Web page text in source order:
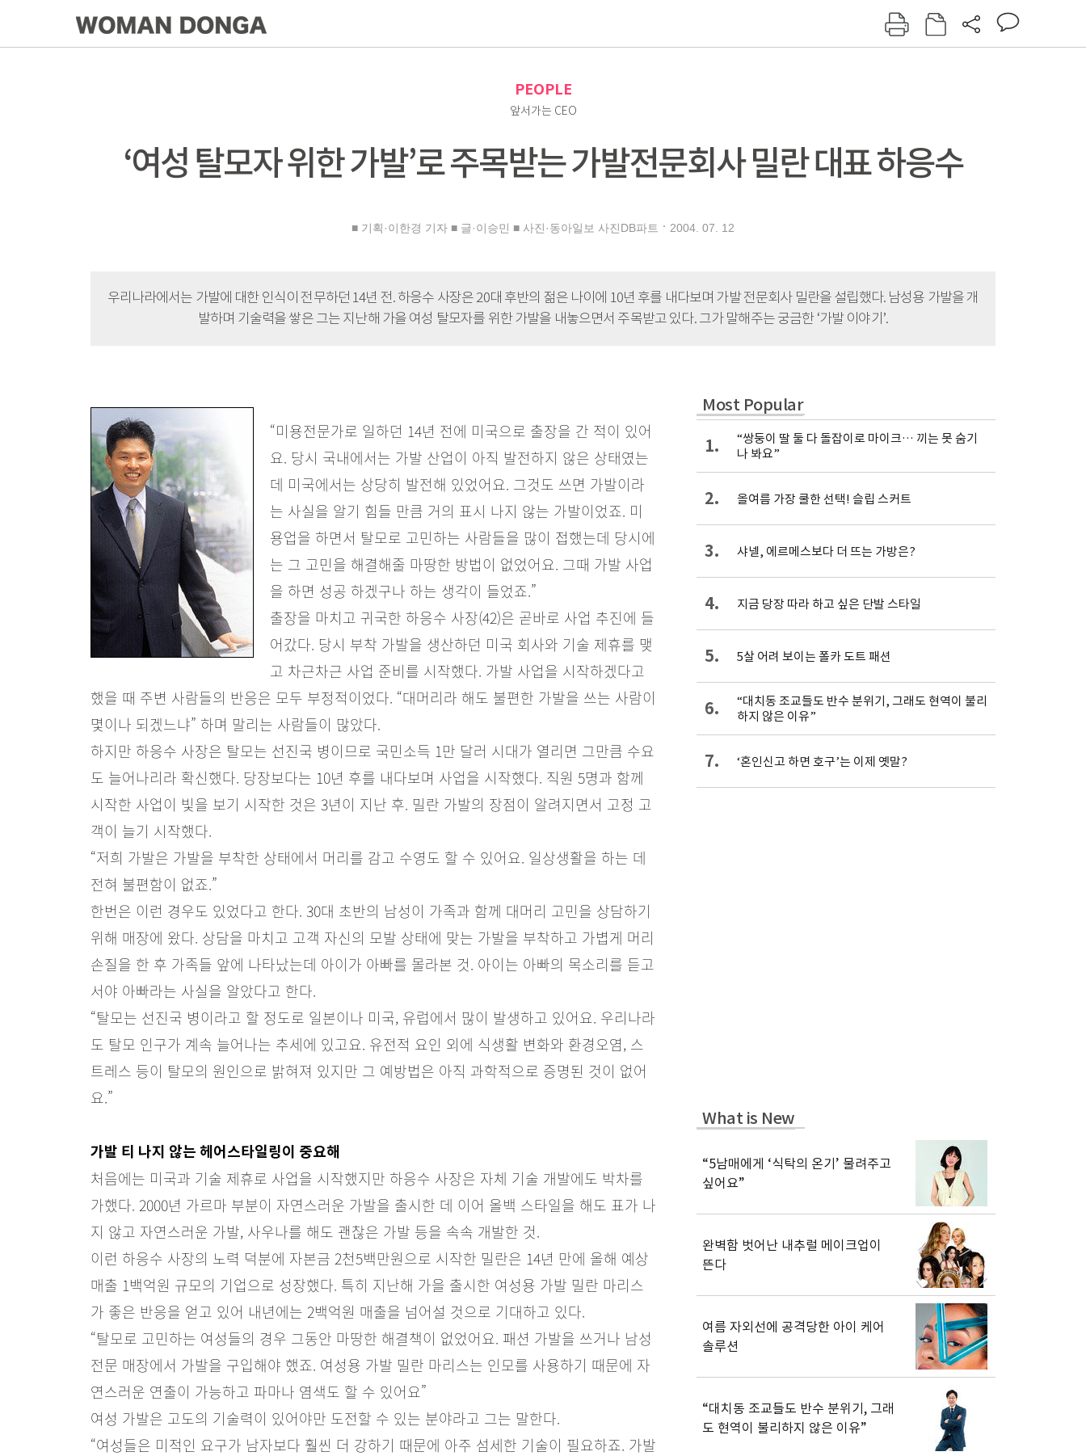
여성동아 동아일보
PEOPLE
앞서가는 CEO
‘여성 탈모자 위한 가발’로 주목받는 가발전문회사 밀란 대표 하응수
■ 기획·이한경 기자 ■ 글·이승민 ■ 사진·동아일보 사진DB파트 2004. 07. 12
우리나라에서는 가발에 대한 인식이 전무하던 14년 전. 하응수 사장은 20대 후반의 젊은 나이에 10년 후를 내다보며 가발 전문회사 밀란을 설립했다. 남성용 가발을 개
발하며 기술력을 쌓은 그는 지난해 가을 여성 탈모자를 위한 가발을 내놓으면서 주목받고 있다. 그가 말해주는 궁금한 ‘가발 이야기’.
“미용전문가로 일하던 14년 전에 미국으로 출장을 간 적이 있어
요. 당시 국내에서는 가발 산업이 아직 발전하지 않은 상태였는
데 미국에서는 상당히 발전해 있었어요. 그것도 쓰면 가발이라
는 사실을 알기 힘들 만큼 거의 표시 나지 않는 가발이었죠. 미
용업을 하면서 탈모로 고민하는 사람들을 많이 접했는데 당시에
는 그 고민을 해결해줄 마땅한 방법이 없었어요. 그때 가발 사업
을 하면 성공 하겠구나 하는 생각이 들었죠.”
출장을 마치고 귀국한 하응수 사장(42)은 곧바로 사업 추진에 들
어갔다. 당시 부착 가발을 생산하던 미국 회사와 기술 제휴를 맺
고 차근차근 사업 준비를 시작했다. 가발 사업을 시작하겠다고
했을 때 주변 사람들의 반응은 모두 부정적이었다. “대머리라 해도 불편한 가발을 쓰는 사람이
몇이나 되겠느냐” 하며 말리는 사람들이 많았다.
하지만 하응수 사장은 탈모는 선진국 병이므로 국민소득 1만 달러 시대가 열리면 그만큼 수요
도 늘어나리라 확신했다. 당장보다는 10년 후를 내다보며 사업을 시작했다. 직원 5명과 함께
시작한 사업이 빛을 보기 시작한 것은 3년이 지난 후. 밀란 가발의 장점이 알려지면서 고정 고
객이 늘기 시작했다.
“저희 가발은 가발을 부착한 상태에서 머리를 감고 수영도 할 수 있어요. 일상생활을 하는 데
전혀 불편함이 없죠.”
한번은 이런 경우도 있었다고 한다. 30대 초반의 남성이 가족과 함께 대머리 고민을 상담하기
위해 매장에 왔다. 상담을 마치고 고객 자신의 모발 상태에 맞는 가발을 부착하고 가볍게 머리
손질을 한 후 가족들 앞에 나타났는데 아이가 아빠를 몰라본 것. 아이는 아빠의 목소리를 듣고
서야 아빠라는 사실을 알았다고 한다.
“탈모는 선진국 병이라고 할 정도로 일본이나 미국, 유럽에서 많이 발생하고 있어요. 우리나라
도 탈모 인구가 계속 늘어나는 추세에 있고요. 유전적 요인 외에 식생활 변화와 환경오염, 스
트레스 등이 탈모의 원인으로 밝혀져 있지만 그 예방법은 아직 과학적으로 증명된 것이 없어
요.”
가발 티 나지 않는 헤어스타일링이 중요해
처음에는 미국과 기술 제휴로 사업을 시작했지만 하응수 사장은 자체 기술 개발에도 박차를
가했다. 2000년 가르마 부분이 자연스러운 가발을 출시한 데 이어 올백 스타일을 해도 표가 나
지 않고 자연스러운 가발, 사우나를 해도 괜찮은 가발 등을 속속 개발한 것.
이런 하응수 사장의 노력 덕분에 자본금 2천5백만원으로 시작한 밀란은 14년 만에 올해 예상
매출 1백억원 규모의 기업으로 성장했다. 특히 지난해 가을 출시한 여성용 가발 밀란 마리스
가 좋은 반응을 얻고 있어 내년에는 2백억원 매출을 넘어설 것으로 기대하고 있다.
“탈모로 고민하는 여성들의 경우 그동안 마땅한 해결책이 없었어요. 패션 가발을 쓰거나 남성
전문 매장에서 가발을 구입해야 했죠. 여성용 가발 밀란 마리스는 인모를 사용하기 때문에 자
연스러운 연출이 가능하고 파마나 염색도 할 수 있어요”
여성 가발은 고도의 기술력이 있어야만 도전할 수 있는 분야라고 그는 말한다.
“여성들은 미적인 요구가 남자보다 훨씬 더 강하기 때문에 아주 섬세한 기술이 필요하죠. 가발
Most Popular
1.
“쌍둥이 딸 둘 다 돌잡이로 마이크… 끼는 못 숨기
나 봐요”
2. 올여름 가장 쿨한 선택! 슬립 스커트
3. 샤넬, 에르메스보다 더 뜨는 가방은?
4. 지금 당장 따라 하고 싶은 단발 스타일
5. 5살 어려 보이는 폴카 도트 패션
6.
“대치동 조교들도 반수 분위기, 그래도 현역이 불리
하지 않은 이유”
7. ‘혼인신고 하면 호구’는 이제 옛말?
What is New
“5남매에게 ‘식탁의 온기’ 물려주고
싶어요”
완벽함 벗어난 내추럴 메이크업이
뜬다
여름 자외선에 공격당한 아이 케어
솔루션
“대치동 조교들도 반수 분위기, 그래
도 현역이 불리하지 않은 이유”